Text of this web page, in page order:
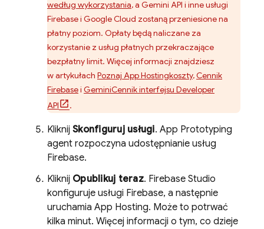
według wykorzystania, a Gemini API i inne usługi
Firebase i Google Cloud zostaną przeniesione na
płatny poziom. Opłaty będą naliczane za
korzystanie z usług płatnych przekraczające
bezpłatny limit. Więcej informacji znajdziesz
w artykułach Poznaj App Hostingkoszty,Cennik
Firebasei GeminiCennik interfejsu Developer
API
.
Kliknij Skonfiguruj usługi. App Prototyping
agent rozpoczyna udostępnianie usług
Firebase.
Kliknij Opublikuj teraz. Firebase Studio
konfiguruje usługi Firebase, a następnie
uruchamia App Hosting. Może to potrwać
kilka minut. Więcej informacji o tym, co dzieje